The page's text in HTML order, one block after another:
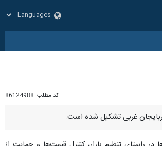
کد مطلب: 86124988